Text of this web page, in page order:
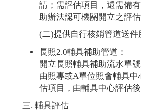
請；需評估項目，還需備
助辦法認可機關開立之評估
(二)提供自行核銷管道送件
長照2.0輔具補助管道：
開立長照輔具補助流水單
由照專或A單位照會輔具中
估項目，由輔具中心評估後
輔具評估